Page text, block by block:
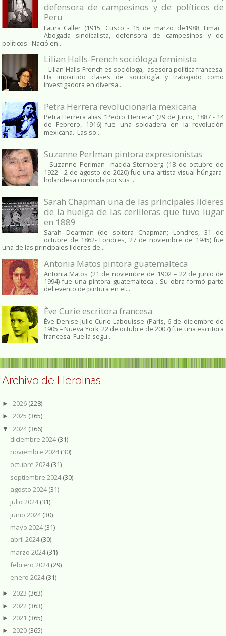
defensora de campesinos y de políticos de
Peru
Laura Caller (1915, Cusco - 15 de marzo de1988, Lima)
Abogada sindicalista, defensora de campesinos y de
políticos. Nació en...
Lilian Halls-French socióloga feminista
Lilian Halls-French es socióloga, asesora política francesa.
Ha impartido clases de sociología y trabajado como
investigadora en diversa...
Petra Herrera revolucionaria mexicana
Petra Herrera alias "Pedro Herrera" (29 de Junio, 1887 - 14
de Febrero, 1916) fue una soldadera en la revolución
mexicana. Las so...
Suzanne Perlman pintora expresionistas
Suzanne Perlman nacida Sternberg (18 de octubre de
1922 - 2 de agosto de 2020) fue una artista visual húngara-
holandesa conocida por sus ...
Sarah Chapman una de las principales líderes
de la huelga de las cerilleras que tuvo lugar
en 1889
Sarah Dearman (de soltera Chapman; Londres, 31 de
octubre de 1862​- Londres, 27 de noviembre de 1945)​ fue
una de las principales líderes de...
Antonia Matos pintora guatemalteca
Antonia Matos (21 de noviembre de 1902 – 22 de junio de
1994) fue una pintora guatemalteca . Su obra formó parte
del evento de pintura en el...
Ève Curie escritora francesa
Ève Denise Julie Curie-Labouisse (París, 6 de diciembre de
1905 – Nueva York, 22 de octubre de 2007) fue una escritora
francesa. Fue la segu...
Archivo de Heroinas
► 2026 (228)
► 2025 (365)
▼ 2024(366)
diciembre 2024(31)
noviembre 2024(30)
octubre 2024(31)
septiembre 2024(30)
agosto 2024(31)
julio 2024(31)
junio 2024(30)
mayo 2024(31)
abril 2024(30)
marzo 2024(31)
febrero 2024(29)
enero 2024(31)
► 2023 (363)
► 2022 (363)
► 2021 (365)
► 2020 (365)